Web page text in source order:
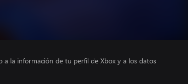
a la información de tu perfil de Xbox y a los datos